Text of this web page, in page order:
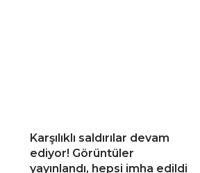
Karşılıklı saldırılar devam
ediyor! Görüntüler
yayınlandı, hepsi imha edildi